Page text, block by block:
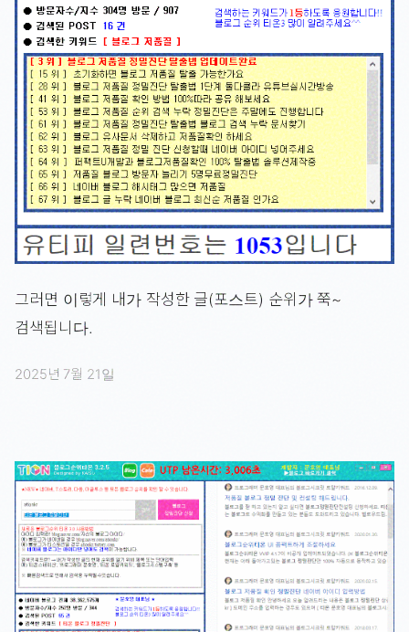
그러면 이렇게 내가 작성한 글(포스트) 순위가 쭉~
검색됩니다.
2025년 7월 21일